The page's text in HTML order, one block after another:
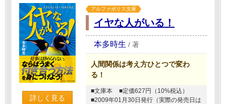
詳しく見る
アルファポリス文庫
イヤな人がいる！
本多時生 / 著
人間関係は考え方ひとつで変わ
る！
■文庫本
■定価627円（10%税込）
■2009年01月30日発行（実際の発売日は